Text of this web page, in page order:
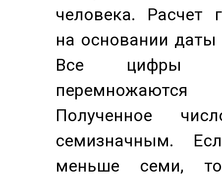
человека. Расчет
на основании
Все цифры
Полученное
семизначным.
меньше семи,